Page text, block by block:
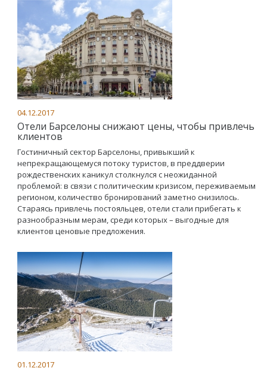
04.12.2017
Отели Барселоны снижают цены, чтобы привлечь
клиентов
Гостиничный сектор Барселоны, привыкший к
непрекращающемуся потоку туристов, в преддверии
рождественских каникул столкнулся с неожиданной
проблемой: в связи с политическим кризисом, переживаемым
регионом, количество бронирований заметно снизилось.
Стараясь привлечь постояльцев, отели стали прибегать к
разнообразным мерам, среди которых – выгодные для
клиентов ценовые предложения.
01.12.2017